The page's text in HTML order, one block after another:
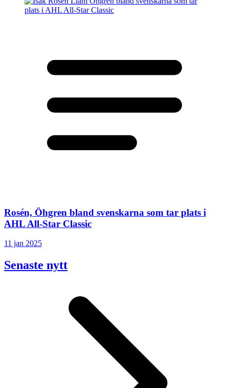
Rosén, Öhgren bland svenskarna som tar plats i
AHL All-Star Classic
11 jan 2025
Senaste nytt